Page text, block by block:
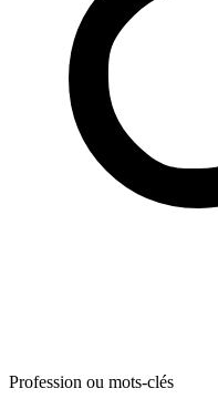
Profession ou mots-clés